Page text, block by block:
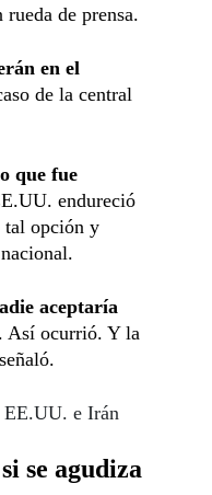
de prensa.
en el
de la central
que fue
endureció
tal opción y
aceptaría
. Así ocurrió. Y la
EE.UU. e Irán
se agudiza